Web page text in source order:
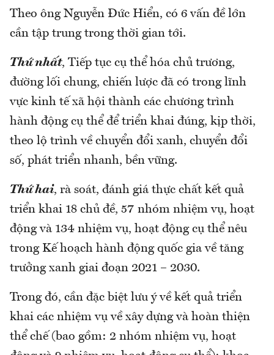
Theo ông Nguyễn Đức Hiển, có 6 vấn đề lớn
cần tập trung trong thời gian tới.
Thứ nhất, Tiếp tục cụ thể hóa chủ trương,
đường lối chung, chiến lược đã có trong lĩnh
vực kinh tế xã hội thành các chương trình
hành động cụ thể để triển khai đúng, kịp thời,
theo lộ trình về chuyển đổi xanh, chuyển đổi
số, phát triển nhanh, bền vững.
Thứ hai, rà soát, đánh giá thực chất kết quả
triển khai 18 chủ đề, 57 nhóm nhiệm vụ, hoạt
động và 134 nhiệm vụ, hoạt động cụ thể nêu
trong Kế hoạch hành động quốc gia về tăng
trưởng xanh giai đoạn 2021 – 2030.
Trong đó, cần đặc biệt lưu ý về kết quả triển
khai các nhiệm vụ về xây dựng và hoàn thiện
thể chế (bao gồm: 2 nhóm nhiệm vụ, hoạt